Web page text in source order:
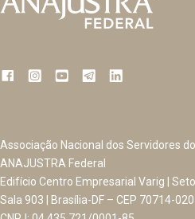
Associação Nacional dos Servidores
ANAJUSTRA Federal
Edifício Centro Empresarial Varig |
Sala 903 | Brasília-DF – CEP 70714-020